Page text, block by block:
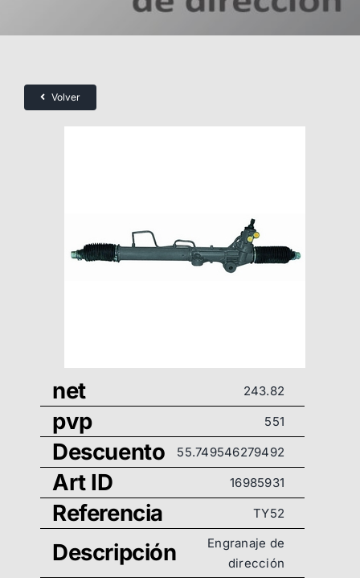
Volver
net 243.82
pvp 551
Descuento 55.749546279492
Art ID 16985931
Referencia TY52
Descripción
Engranaje de
dirección